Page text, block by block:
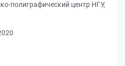
полиграфический центр НГУ,